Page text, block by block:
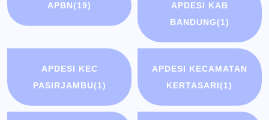
APBN(19)
APDESI KAB
BANDUNG(1)
APDESI KEC
PASIRJAMBU(1)
APDESI KECAMATAN
KERTASARI(1)